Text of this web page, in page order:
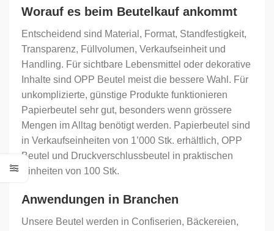
Worauf es beim Beutelkauf ankommt
Entscheidend sind Material, Format, Standfestigkeit,
Transparenz, Füllvolumen, Verkaufseinheit und
Handling. Für sichtbare Lebensmittel oder dekorative
Inhalte sind OPP Beutel meist die bessere Wahl. Für
unkomplizierte, günstige Produkte funktionieren
Papierbeutel sehr gut, besonders wenn grössere
Mengen im Alltag benötigt werden. Papierbeutel sind
in Verkaufseinheiten von 1’000 Stk. erhältlich, OPP
Beutel und Druckverschlussbeutel in praktischen
Einheiten von 100 Stk.
Anwendungen in Branchen
Unsere Beutel werden in Confiserien, Bäckereien,